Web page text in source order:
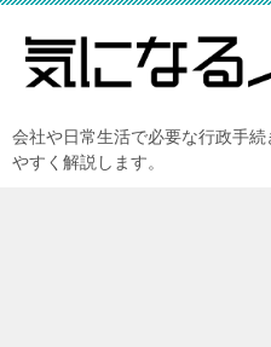
会社や日常生活で必要な行政手
やすく解説します。